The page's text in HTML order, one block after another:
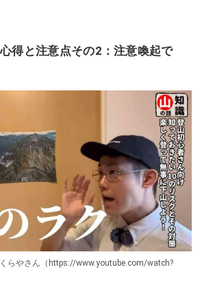
得と注意点その2：注意喚起で
らやさん（https://www.youtube.com/watch?